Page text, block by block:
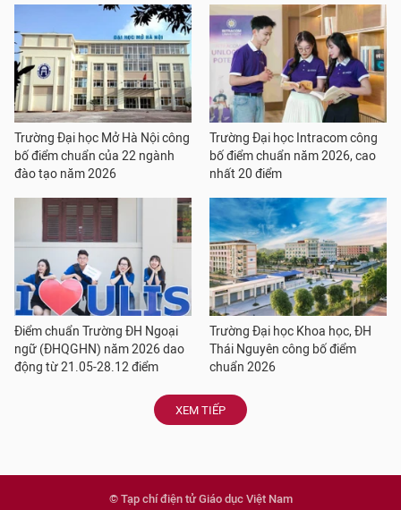
Trường Đại học Mở Hà Nội công
bố điểm chuẩn của 22 ngành
đào tạo năm 2026
Trường Đại học Intracom công
bố điểm chuẩn năm 2026, cao
nhất 20 điểm
Điểm chuẩn Trường ĐH Ngoại
ngữ (ĐHQGHN) năm 2026 dao
động từ 21.05-28.12 điểm
Trường Đại học Khoa học, ĐH
Thái Nguyên công bố điểm
chuẩn 2026
XEM TIẾP
© Tạp chí điện tử Giáo dục Việt Nam